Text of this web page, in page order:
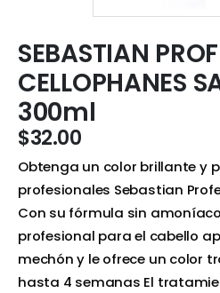
SEBASTIAN
CELLOPHANES
300ml
$32.00
Obtenga un color brillante y
profesionales Sebastian
Con su fórmula sin
profesional para el cabello
mechón y le ofrece un color
hasta 4 semanas El